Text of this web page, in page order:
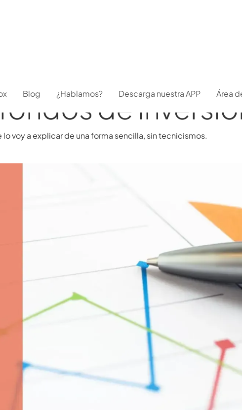
Blog ¿Hablamos? Descarga nuestra APP Área
de
voy a explicar de una forma sencilla, sin tecnicismos.